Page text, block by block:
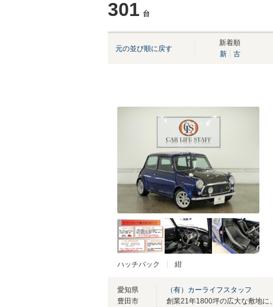
301 台
元の並び順に戻す
新着順
新
古
ハッチバック 紺
愛知県
豊田市
（有）カーライフスタッフ